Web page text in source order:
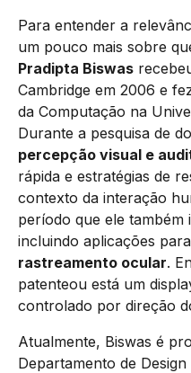
Para entender a
um pouco mais sobre
Pradipta Biswas
Cambridge em 2006 e
da Computação na
Durante a pesquisa de
percepção visual e
rápida e estratégias de
contexto da interação
período que ele
incluindo aplicações para
rastreamento ocular.
patenteou está um
controlado por direção
Atualmente, Biswas é
Departamento de